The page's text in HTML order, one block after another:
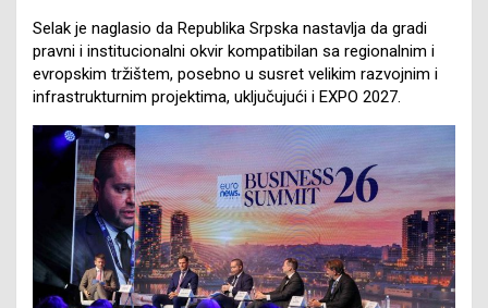
Selak je naglasio da Republika Srpska nastavlja da gradi
pravni i institucionalni okvir kompatibilan sa regionalnim i
evropskim tržištem, posebno u susret velikim razvojnim i
infrastrukturnim projektima, uključujući i EXPO 2027.